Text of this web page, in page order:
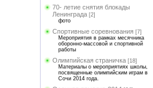
70- летие снятия блокады
Ленинграда [2]
фото
Спортивные соревнования [7]
Мероприятия в рамках месячника
оборонно-массовой и спортивной
работы
Олимпийская страничка [18]
Материалы о мероприятиях школы,
посвященные олимпийским играм в
Сочи 2014 года.